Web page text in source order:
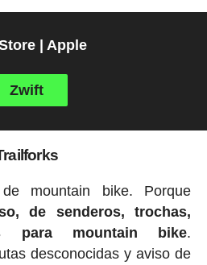
| Apple
Zwift
mountain bike. Porque
de senderos, trochas,
para mountain bike.
desconocidas y aviso de